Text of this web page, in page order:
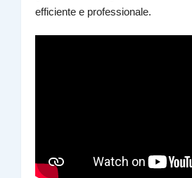
efficiente e professionale.